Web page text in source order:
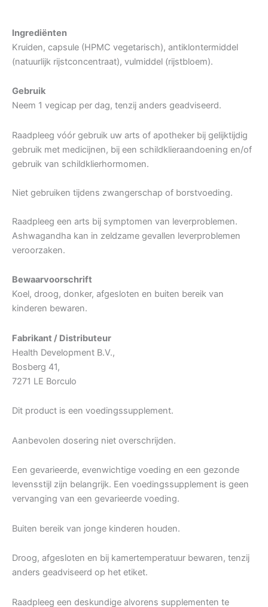
Ingrediënten
Kruiden, capsule (HPMC vegetarisch), antiklontermiddel
(natuurlijk rijstconcentraat), vulmiddel (rijstbloem).
Gebruik
Neem 1 vegicap per dag, tenzij anders geadviseerd.
Raadpleeg vóór gebruik uw arts of apotheker bij gelijktijdig
gebruik met medicijnen, bij een schildklieraandoening en/of
gebruik van schildklierhormomen.
Niet gebruiken tijdens zwangerschap of borstvoeding.
Raadpleeg een arts bij symptomen van leverproblemen.
Ashwagandha kan in zeldzame gevallen leverproblemen
veroorzaken.
Bewaarvoorschrift
Koel, droog, donker, afgesloten en buiten bereik van
kinderen bewaren.
Fabrikant / Distributeur
Health Development B.V.,
Bosberg 41,
7271 LE Borculo
Dit product is een voedingssupplement.
Aanbevolen dosering niet overschrijden.
Een gevarieerde, evenwichtige voeding en een gezonde
levensstijl zijn belangrijk. Een voedingssupplement is geen
vervanging van een gevarieerde voeding.
Buiten bereik van jonge kinderen houden.
Droog, afgesloten en bij kamertemperatuur bewaren, tenzij
anders geadviseerd op het etiket.
Raadpleeg een deskundige alvorens supplementen te